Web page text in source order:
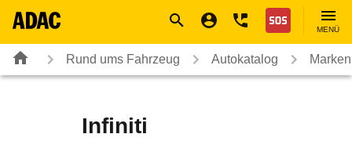
Nothilfe
MENÜ
Rund ums Fahrzeug Autokatalog
Infiniti